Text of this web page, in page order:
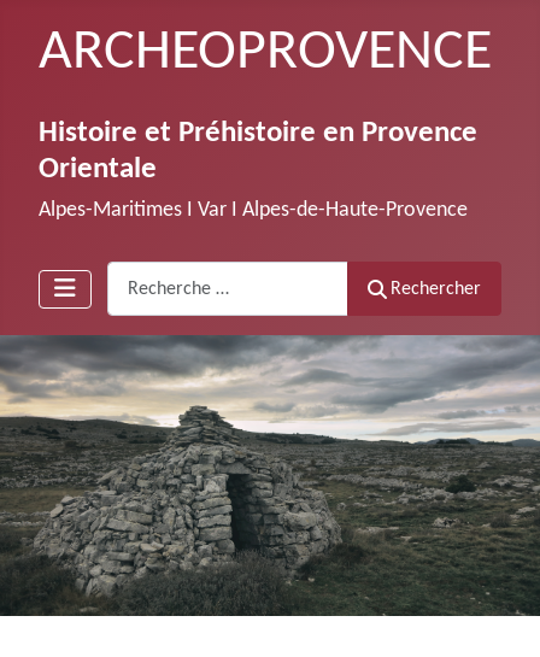
ARCHEOPROVENCE
Histoire et Préhistoire en Provence
Orientale
Alpes-Maritimes Ι Var Ι Alpes-de-Haute-Provence
Rechercher